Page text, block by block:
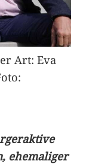
Art: Eva
ehemaliger